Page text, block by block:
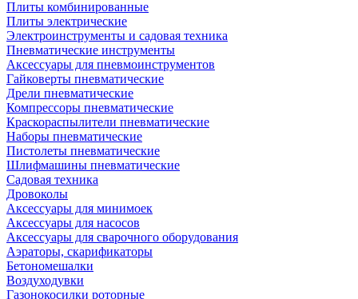
Плиты комбинированные
Плиты электрические
Электроинструменты и садовая техника
Пневматические инструменты
Аксессуары для пневмоинструментов
Гайковерты пневматические
Дрели пневматические
Компрессоры пневматические
Краскораспылители пневматические
Наборы пневматические
Пистолеты пневматические
Шлифмашины пневматические
Садовая техника
Дровоколы
Аксессуары для минимоек
Аксессуары для насосов
Аксессуары для сварочного оборудования
Аэраторы, скарификаторы
Бетономешалки
Воздуходувки
Газонокосилки роторные